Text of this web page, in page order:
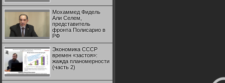
Мохаммед Фидель
Али Селем,
представитель
фронта Полисарио в
РФ
Экономика СССР
времен «застоя»:
жажда планомерности
(часть 2)